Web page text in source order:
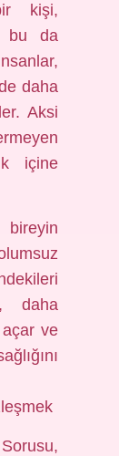
kişi,
bu da
daha
Aksi
içine
daha
açar ve